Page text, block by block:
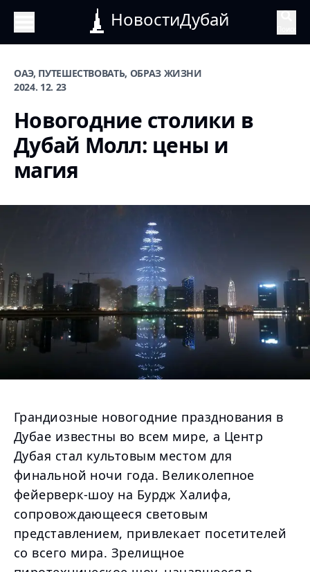
НовостиДубай
ОАЭ, ПУТЕШЕСТВОВАТЬ, ОБРАЗ ЖИЗНИ
2024. 12. 23
Новогодние столики в
Дубай Молл: цены и
магия
Грандиозные новогодние празднования в
Дубае известны во всем мире, а Центр
Дубая стал культовым местом для
финальной ночи года. Великолепное
фейерверк-шоу на Бурдж Халифа,
сопровождающееся световым
представлением, привлекает посетителей
со всего мира. Зрелищное